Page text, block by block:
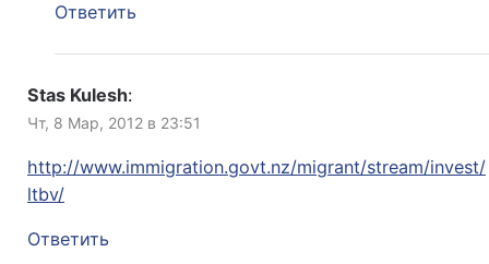
Ответить
Stas Kulesh:
Чт, 8 Мар, 2012 в 23:51
http://www.immigration.govt.nz/migrant/stream/invest/
ltbv/
Ответить